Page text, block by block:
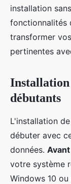
installation
fonctionnalités
transformer
pertinentes
débutants
L'installation
débuter avec
données.
votre système
Windows 10